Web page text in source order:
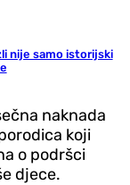
nije samo istorijski
naknada
koji
o podršci
djece.